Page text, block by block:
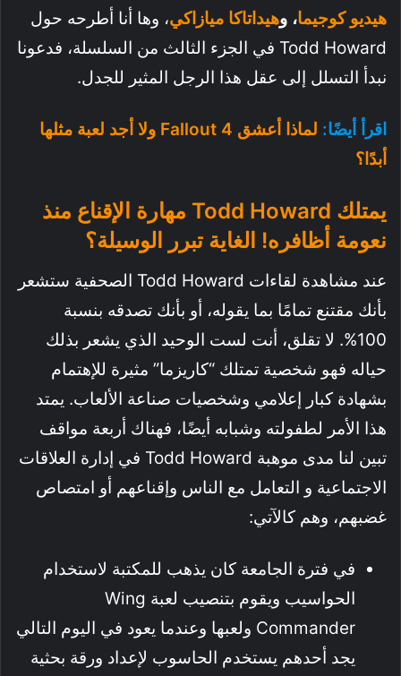
هيديو كوجيما، وهيداتاكا ميازاكي، وها أنا أطرحه حول
Todd Howard في الجزء الثالث من السلسلة، فدعونا
نبدأ التسلل إلى عقل هذا الرجل المثير للجدل.
اقرأ أيضًا:
لماذا أعشق Fallout 4 ولا أجد لعبة مثلها
أبدًا؟
يمتلك Todd Howard مهارة الإقناع منذ
نعومة أظافره! الغاية تبرر الوسيلة؟
عند مشاهدة لقاءات Todd Howard الصحفية ستشعر
بأنك مقتنع تمامًا بما يقوله، أو بأنك تصدقه بنسبة
100%. لا تقلق، أنت لست الوحيد الذي يشعر بذلك
حياله فهو شخصية تمتلك “كاريزما” مثيرة للإهتمام
بشهادة كبار إعلامي وشخصيات صناعة الألعاب. يمتد
هذا الأمر لطفولته وشبابه أيضًا، فهناك أربعة مواقف
تبين لنا مدى موهبة Todd Howard في إدارة العلاقات
الاجتماعية و التعامل مع الناس وإقناعهم أو امتصاص
غضبهم، وهم كالآتي:
في فترة الجامعة كان يذهب للمكتبة لاستخدام
الحواسيب ويقوم بتنصيب لعبة Wing
Commander ولعبها وعندما يعود في اليوم التالي
يجد أحدهم يستخدم الحاسوب لإعداد ورقة بحثية